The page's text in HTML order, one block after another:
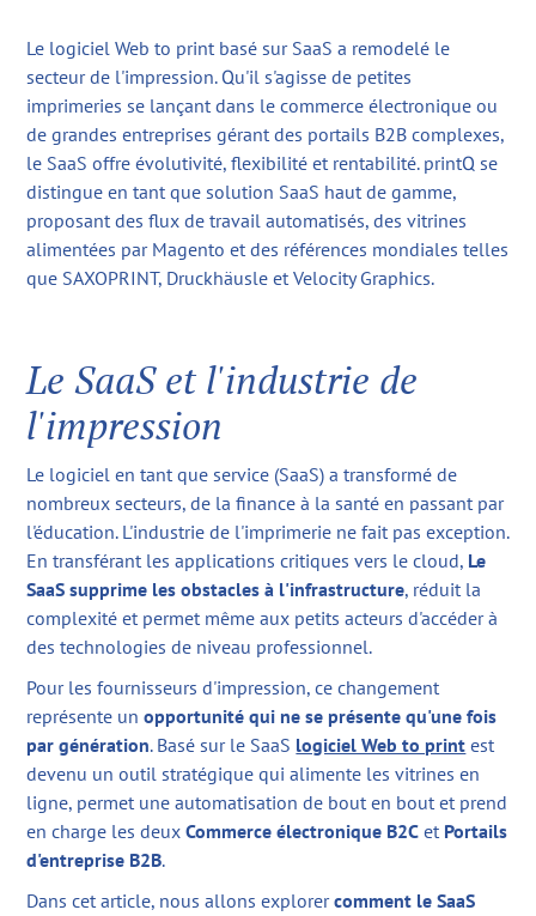
Le logiciel Web to print basé sur SaaS a remodelé le
secteur de l'impression. Qu'il s'agisse de petites
imprimeries se lançant dans le commerce électronique ou
de grandes entreprises gérant des portails B2B complexes,
le SaaS offre évolutivité, flexibilité et rentabilité. printQ se
distingue en tant que solution SaaS haut de gamme,
proposant des flux de travail automatisés, des vitrines
alimentées par Magento et des références mondiales telles
que SAXOPRINT, Druckhäusle et Velocity Graphics.
Le SaaS et l'industrie de
l'impression
Le logiciel en tant que service (SaaS) a transformé de
nombreux secteurs, de la finance à la santé en passant par
l'éducation. L'industrie de l'imprimerie ne fait pas exception.
En transférant les applications critiques vers le cloud, Le
SaaS supprime les obstacles à l'infrastructure, réduit la
complexité et permet même aux petits acteurs d'accéder à
des technologies de niveau professionnel.
Pour les fournisseurs d'impression, ce changement
représente unopportunité qui ne se présente qu'une fois
par génération. Basé sur le SaaS logiciel Web to print est
devenu un outil stratégique qui alimente les vitrines en
ligne, permet une automatisation de bout en bout et prend
en charge les deuxCommerce électronique B2C et Portails
d'entreprise B2B.
Dans cet article, nous allons explorercomment le SaaS